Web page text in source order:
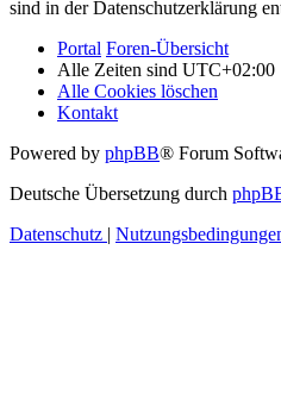
sind in der Datenschutzerklärung
Portal Foren-Übersicht
Alle Zeiten sind UTC+02:00
Alle Cookies löschen
Kontakt
Powered by phpBB® Forum
Deutsche Übersetzung durch
Datenschutz |